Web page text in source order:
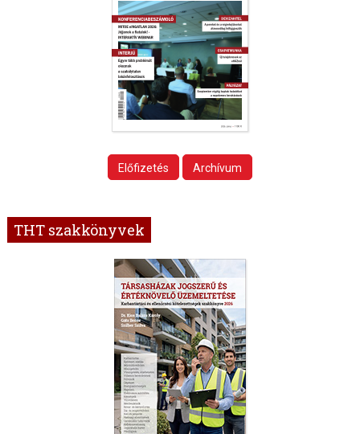
Előfizetés Archívum
THT szakkönyvek